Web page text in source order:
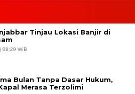
Tinjau Lokasi Banjir di
08:29 WIB
Bulan Tanpa Dasar Hukum,
Merasa Terzolimi